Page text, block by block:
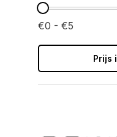
€0 - €5
Prijs